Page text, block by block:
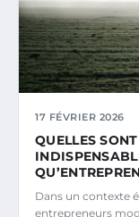
17 FÉVRIER 2026
QUELLES
Dans un contexte
entrepreneurs